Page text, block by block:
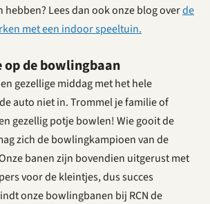
Lees dan ook onze blog overde
met een indoor speeltuin.
op de bowlingbaan
gezellige middag met het hele
auto niet in. Trommel je familie of
gezellig potje bowlen! Wie gooit de
zich de bowlingkampioen van de
banen zijn bovendien uitgerust met
voor de kleintjes, dus succes
onze bowlingbanen bij RCN de